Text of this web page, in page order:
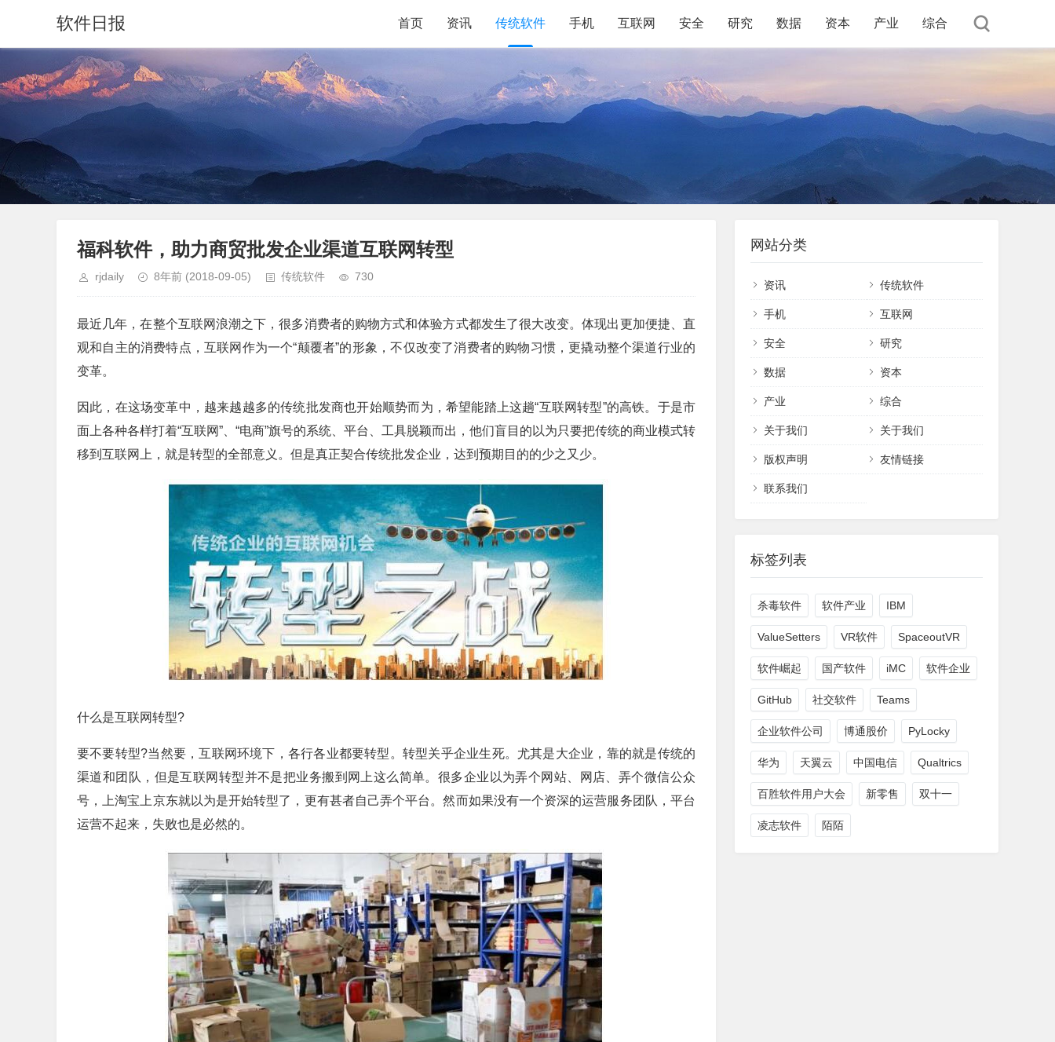
软件日报 首页 资讯 传统软件 手机 互联网 安全 研究 数据 资本 产业 综合
福科软件，助力商贸批发企业渠道互联网转型
rjdaily 8年前 (2018-09-05) 传统软件 730
最近几年，在整个互联网浪潮之下，很多消费者的购物方式和体验方式都发生了很大改变。体现出更加便捷、直
观和自主的消费特点，互联网作为一个“颠覆者”的形象，不仅改变了消费者的购物习惯，更撬动整个渠道行业的
变革。
因此，在这场变革中，越来越越多的传统批发商也开始顺势而为，希望能踏上这趟“互联网转型”的高铁。于是市
面上各种各样打着“互联网”、“电商”旗号的系统、平台、工具脱颖而出，他们盲目的以为只要把传统的商业模式转
移到互联网上，就是转型的全部意义。但是真正契合传统批发企业，达到预期目的的少之又少。
什么是互联网转型?
要不要转型?当然要，互联网环境下，各行各业都要转型。转型关乎企业生死。尤其是大企业，靠的就是传统的
渠道和团队，但是互联网转型并不是把业务搬到网上这么简单。很多企业以为弄个网站、网店、弄个微信公众
号，上淘宝上京东就以为是开始转型了，更有甚者自己弄个平台。然而如果没有一个资深的运营服务团队，平台
运营不起来，失败也是必然的。
网站分类
资讯 传统软件
手机 互联网
安全 研究
数据 资本
产业 综合
关于我们 关于我们
版权声明 友情链接
联系我们
标签列表
杀毒软件 软件产业 IBM
ValueSetters VR软件 SpaceoutVR
软件崛起 国产软件 iMC 软件企业
GitHub 社交软件 Teams
企业软件公司 博通股价 PyLocky
华为 天翼云 中国电信 Qualtrics
百胜软件用户大会 新零售 双十一
凌志软件 陌陌